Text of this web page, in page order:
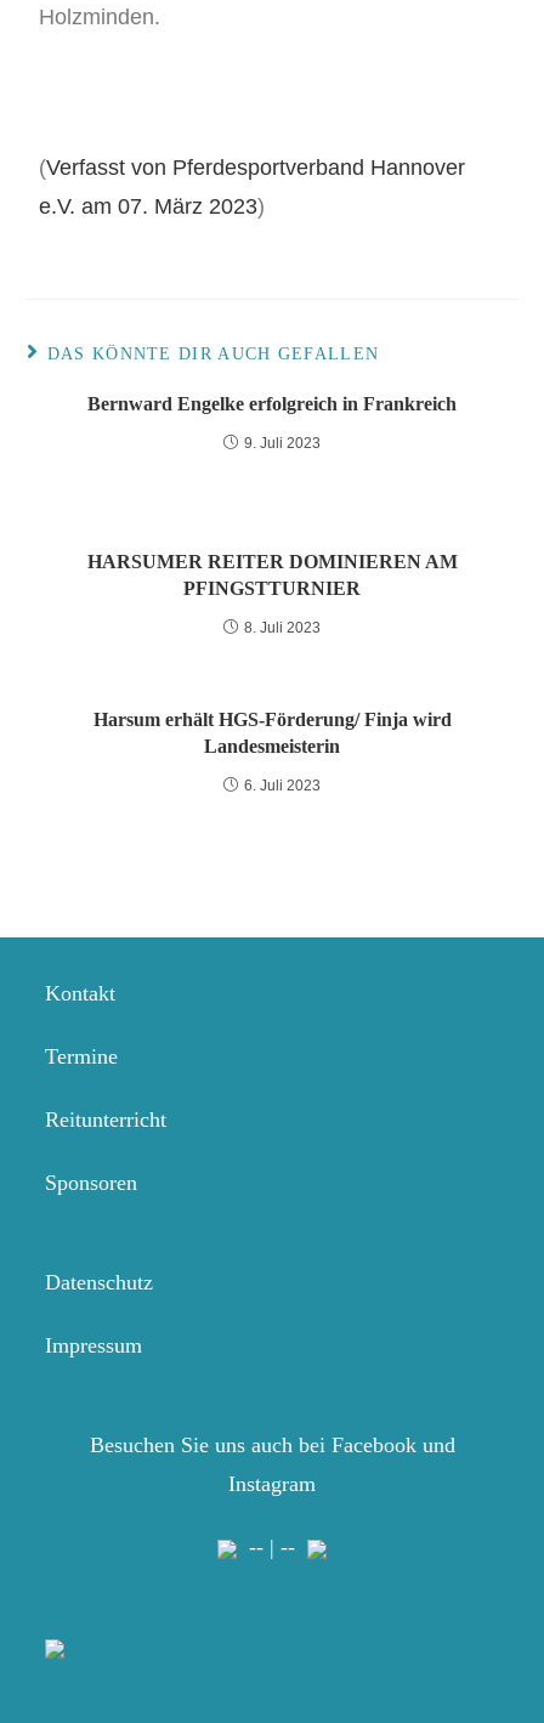
Holzminden.
(Verfasst von Pferdesportverband Hannover
e.V. am 07. März 2023)
DAS KÖNNTE DIR AUCH GEFALLEN
Bernward Engelke erfolgreich in Frankreich
9. Juli 2023
HARSUMER REITER DOMINIEREN AM
PFINGSTTURNIER
8. Juli 2023
Harsum erhält HGS-Förderung/ Finja wird
Landesmeisterin
6. Juli 2023
Kontakt
Termine
Reitunterricht
Sponsoren
Datenschutz
Impressum
Besuchen Sie uns auch bei Facebook und
Instagram
-- | --